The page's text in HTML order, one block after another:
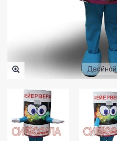
Двойной